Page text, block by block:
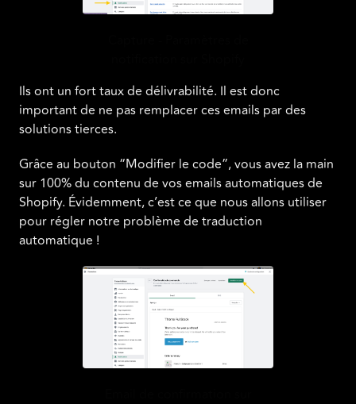
Ils ont un fort taux de délivrabilité. Il est donc
important de ne pas remplacer ces emails par des
solutions tierces.
Grâce au bouton “Modifier le code”, vous avez la main
sur 100% du contenu de vos emails automatiques de
Shopify. Évidemment, c’est ce que nous allons utiliser
pour régler notre problème de traduction
automatique !